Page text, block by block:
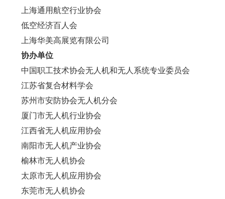
上海通用航空行业协会
低空经济百人会
上海华美高展览有限公司
协办单位
中国职工技术协会无人机和无人系统专业委员会
江苏省复合材料学会
苏州市安防协会无人机分会
厦门市无人机行业协会
江西省无人机应用协会
南阳市无人机产业协会
榆林市无人机协会
太原市无人机应用协会
东莞市无人机协会